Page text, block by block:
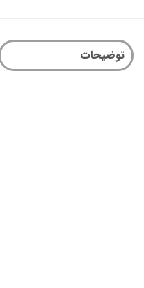
توضیحات